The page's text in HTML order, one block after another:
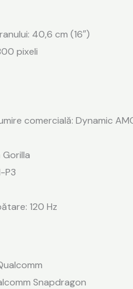
40,6 cm (16″)
pixeli
comercială: Dynamic
P3
120 Hz
Snapdragon